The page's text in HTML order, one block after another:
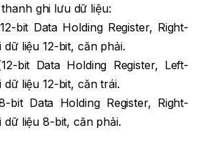
ghi lưu dữ liệu:
bit Data Holding Register, Right-
liệu 12-bit, căn phải.
bit Data Holding Register, Left-
liệu 12-bit, căn trái.
bit Data Holding Register, Right-
dữ liệu 8-bit, căn phải.